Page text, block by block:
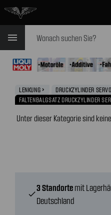
menu
LENKUNG navigate_next DRUCKZYLINDER
FALTENBALGSATZ DRUCKZYLINDER
Unter dieser Kategorie sind
check
3 Standorte mit
Deutschland